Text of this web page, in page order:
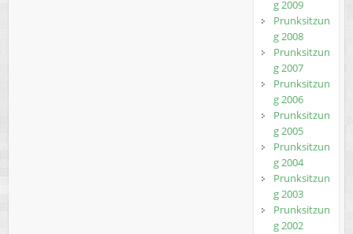
g 2009
Prunksitzun
g 2008
Prunksitzun
g 2007
Prunksitzun
g 2006
Prunksitzun
g 2005
Prunksitzun
g 2004
Prunksitzun
g 2003
Prunksitzun
g 2002